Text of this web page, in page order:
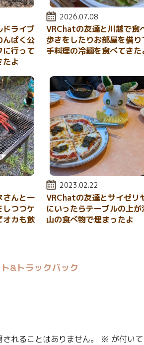
ドライブ
んぱく公
に行って
たよ
投稿日:
2026.07.08
VRChatの友達と川越で食
歩きをしたりお部屋を借り
手料理の冷麺を食べてきた
さんと一
しつつケ
オカも飲
投稿日:
2023.02.22
VRChatの友達とサイゼリ
にいったらテーブルの上が
山の食べ物で埋まったよ
&トラックバック
れることはありません。 ※ が付い